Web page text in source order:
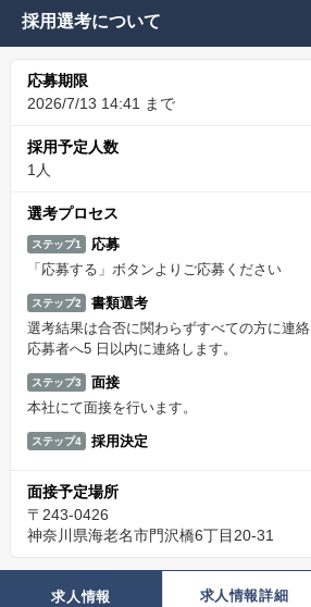
採用選考について
応募期限
2026/7/13 14:41 まで
採用予定人数
1人
選考プロセス
ステップ1
応募
「応募する」ボタンよりご応募ください
ステップ2
書類選考
選考結果は合否に関わらずすべての方に連絡
応募者へ5 日以内に連絡します。
ステップ3
面接
本社にて面接を行います。
ステップ4 採用決定
面接予定場所
〒243-0426
神奈川県海老名市門沢橋6丁目20-31
求人情報 求人情報詳細